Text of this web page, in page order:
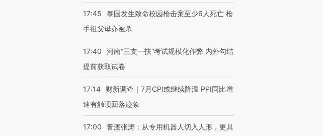
17:45
泰国发生致命校园枪击案至少6人死亡 枪
手祖父母亦被杀
17:40
河南“三支一扶”考试规模化作弊 内外勾结
提前获取试卷
17:14
财新调查｜7月CPI或继续降温 PPI同比增
速有触顶回落迹象
17:00
普渡张涛：从专用机器人切入人形，更具